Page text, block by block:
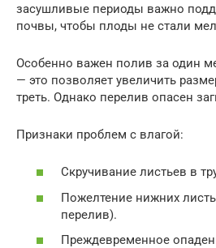
засушливые периоды важно
почвы, чтобы плоды не стали
Особенно важен полив за один
— это позволяет увеличить
треть. Однако перелив опасен
Признаки проблем с влагой:
Скручивание листьев в
Пожелтение нижних
перелив).
Преждевременное